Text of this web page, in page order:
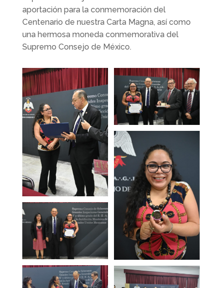
aportación para la conmemoración del
Centenario de nuestra Carta Magna, así como
una hermosa moneda conmemorativa del
Supremo Consejo de México.